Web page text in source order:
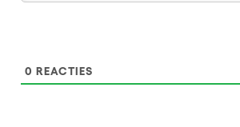
0 REACTIES